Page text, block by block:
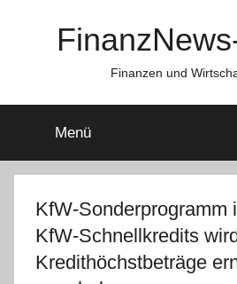
Finanzen und
Menü
KfW-Sonderprogramm
KfW-Schnellkredits
Kredithöchstbeträge